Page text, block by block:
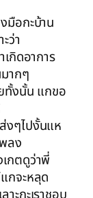
มือกะบ้าน
ว่า
เกิดอาการ
ากๆ
ยทั้งนั้น แกขอ
งๆไปงั้นแห
ลง
กตดูว่าพี่
กจะหลุด